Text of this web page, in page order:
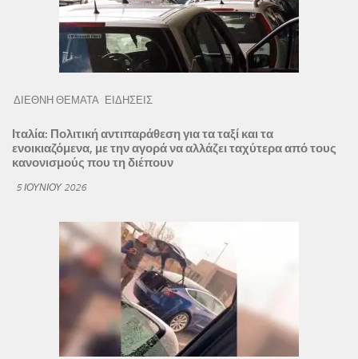
ΔΙΕΘΝΗ ΘΕΜΑΤΑ ΕΙΔΗΣΕΙΣ
Ιταλία: Πολιτική αντιπαράθεση για τα ταξί και τα
ενοικιαζόμενα, με την αγορά να αλλάζει ταχύτερα από τους
κανονισμούς που τη διέπουν
5 ΙΟΥΝΊΟΥ 2026